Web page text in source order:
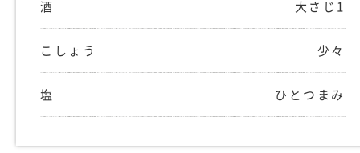
酒 大さじ1
こしょう 少々
塩 ひとつまみ